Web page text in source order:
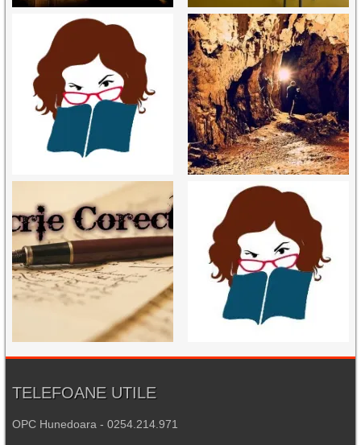
TELEFOANE UTILE
OPC Hunedoara - 0254.214.971